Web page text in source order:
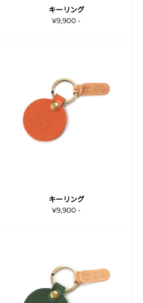
キーリング
¥9,900 -
キーリング
¥9,900 -